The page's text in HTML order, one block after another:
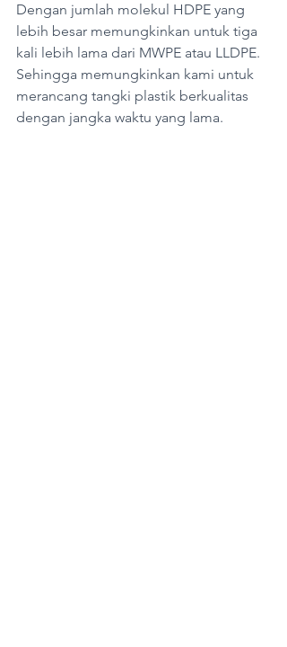
Dengan jumlah molekul HDPE yang
lebih besar memungkinkan untuk tiga
kali lebih lama dari MWPE atau LLDPE.
Sehingga memungkinkan kami untuk
merancang tangki plastik berkualitas
dengan jangka waktu yang lama.